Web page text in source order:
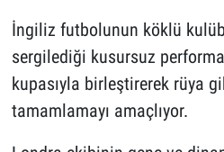
İngiliz futbolunun köklü
sergilediği kusursuz
kupasıyla birleştirerek rüya
tamamlamayı amaçlıyor.